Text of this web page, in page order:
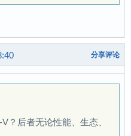
分享评论
？后者无论性能、生态、